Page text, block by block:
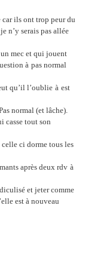
car ils ont trop peur du
n’y serais pas allée
mec et qui jouent
à pas normal
qu’il l’oublie à est
normal (et lâche).
casse tout son
ci dorme tous les
après deux rdv à
et jeter comme
est à nouveau